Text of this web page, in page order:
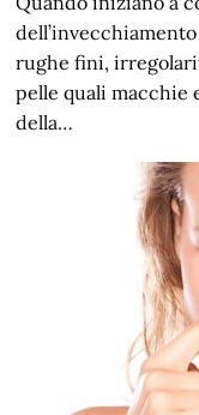
rughe fini,
pelle quali macchie
della…